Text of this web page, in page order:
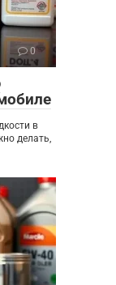
0
в
делать,